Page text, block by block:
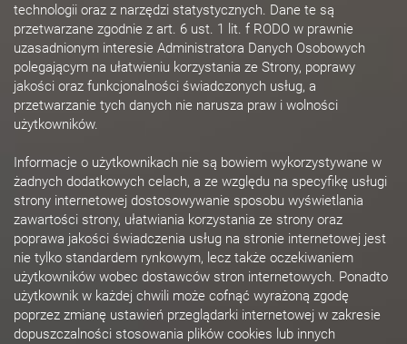
technologii oraz z narzędzi statystycznych. Dane te są
przetwarzane zgodnie z art. 6 ust. 1 lit. f RODO w prawnie
uzasadnionym interesie Administratora Danych Osobowych
polegającym na ułatwieniu korzystania ze Strony, poprawy
jakości oraz funkcjonalności świadczonych usług, a
przetwarzanie tych danych nie narusza praw i wolności
użytkowników.
Informacje o użytkownikach nie są bowiem wykorzystywane w
żadnych dodatkowych celach, a ze względu na specyfikę usługi
strony internetowej dostosowywanie sposobu wyświetlania
zawartości strony, ułatwiania korzystania ze strony oraz
poprawa jakości świadczenia usług na stronie internetowej jest
nie tylko standardem rynkowym, lecz także oczekiwaniem
użytkowników wobec dostawców stron internetowych. Ponadto
użytkownik w każdej chwili może cofnąć wyrażoną zgodę
poprzez zmianę ustawień przeglądarki internetowej w zakresie
dopuszczalności stosowania plików cookies lub innych